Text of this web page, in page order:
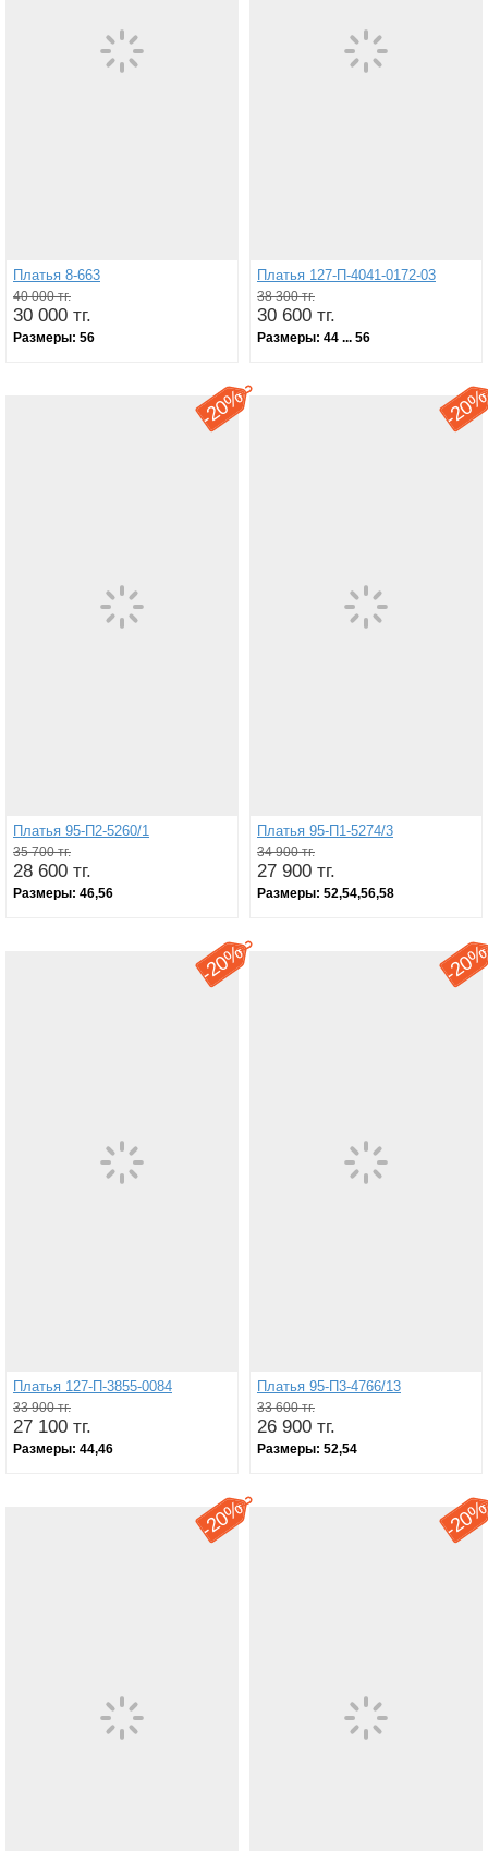
Платья 8-663
40 000 тг.
30 000 тг.
Размеры: 56
Платья 127-П-4041-0172-03
38 300 тг.
30 600 тг.
Размеры: 44 ... 56
-
20%
Платья 95-П2-5260/1
35 700 тг.
28 600 тг.
Размеры: 46,56
-
Платья 95-П1-5274/3
34 900 тг.
27 900 тг.
Размеры: 52,54,56,58
-
20%
Платья 127-П-3855-0084
33 900 тг.
27 100 тг.
Размеры: 44,46
-
Платья 95-П3-4766/13
33 600 тг.
26 900 тг.
Размеры: 52,54
-
20% -